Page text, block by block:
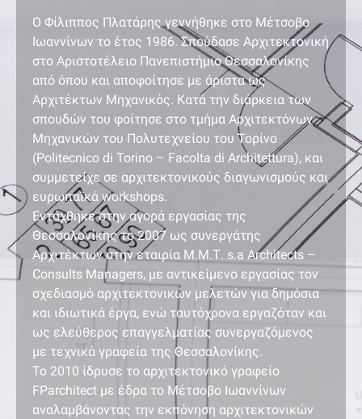
O Φίλιππος Πλατάρης γεννήθηκε στο Μέτσοβο
Ιωαννίνων το έτος 1986. Σπούδασε Αρχιτεκτονική
στο Αριστοτέλειο Πανεπιστήμιο Θεσσαλονίκης
από όπου και αποφοίτησε με άριστα ως
Αρχιτέκτων Μηχανικός. Κατά την διάρκεια των
σπουδών του φοίτησε στο τμήμα Αρχιτεκτόνων
Μηχανικών του Πολυτεχνείου του Τορίνο
(Politecnico di Torino – Facolta di Architettura), και
συμμετείχε σε αρχιτεκτονικούς διαγωνισμούς και
ευρωπαϊκά workshops.
Εντάχθηκε στην αγορά εργασίας της
Θεσσαλονίκης το 2007 ως συνεργάτης
Αρχιτέκτων στην εταιρία Μ.Μ.Τ. s.a Architects –
Consults Managers, με αντικείμενο εργασίας τον
σχεδιασμό αρχιτεκτονικών μελετών για δημόσια
και ιδιωτικά έργα, ενώ ταυτόχρονα εργαζόταν και
ως ελεύθερος επαγγελματίας συνεργαζόμενος
με τεχνικά γραφεία της Θεσσαλονίκης.
Το 2010 ίδρυσε το αρχιτεκτονικό γραφείο
FParchitect με έδρα το Μέτσοβο Ιωαννίνων
αναλαμβάνοντας την εκπόνηση αρχιτεκτονικών